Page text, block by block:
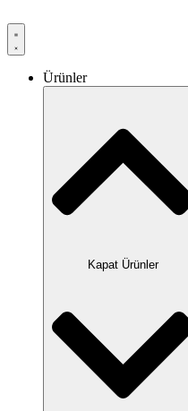
Ürünler
Kapat Ürünler